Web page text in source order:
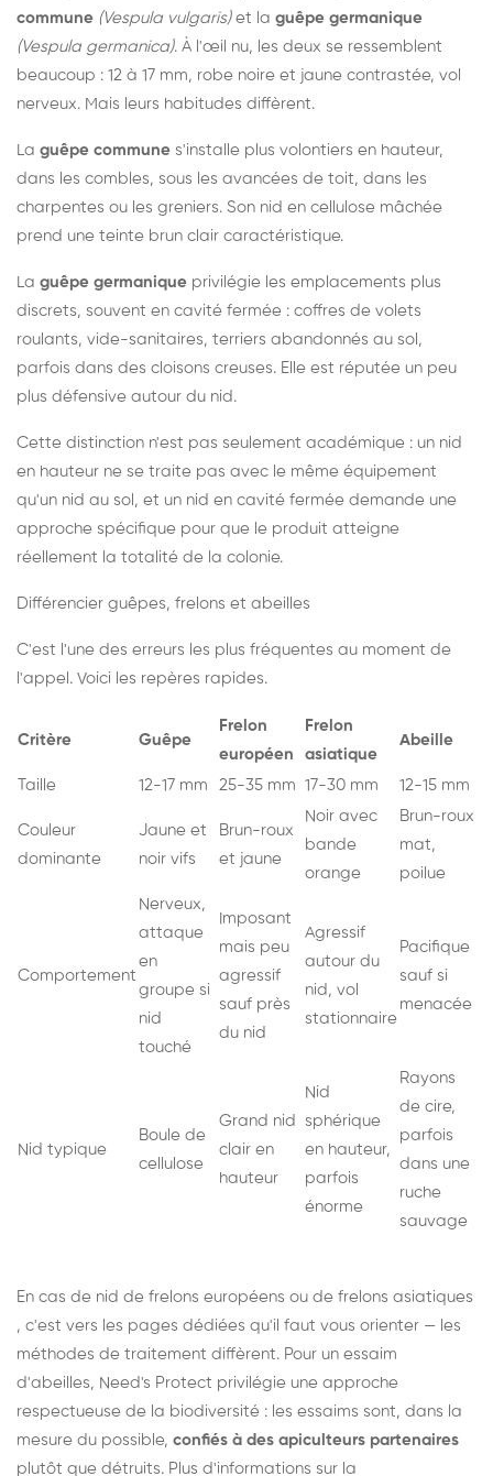
commune (Vespula vulgaris)et la guêpe germanique
(Vespula germanica). À l'œil nu, les deux se ressemblent
beaucoup : 12 à 17 mm, robe noire et jaune contrastée, vol
nerveux. Mais leurs habitudes diffèrent.
La guêpe commune s'installe plus volontiers en hauteur,
dans les combles, sous les avancées de toit, dans les
charpentes ou les greniers. Son nid en cellulose mâchée
prend une teinte brun clair caractéristique.
La guêpe germanique privilégie les emplacements plus
discrets, souvent en cavité fermée : coffres de volets
roulants, vide-sanitaires, terriers abandonnés au sol,
parfois dans des cloisons creuses. Elle est réputée un peu
plus défensive autour du nid.
Cette distinction n'est pas seulement académique : un nid
en hauteur ne se traite pas avec le même équipement
qu'un nid au sol, et un nid en cavité fermée demande une
approche spécifique pour que le produit atteigne
réellement la totalité de la colonie.
Différencier guêpes, frelons et abeilles
C'est l'une des erreurs les plus fréquentes au moment de
l'appel. Voici les repères rapides.
Critère Guêpe
Frelon
européen
Frelon
asiatique
Abeille
Taille 12-17 mm 25-35 mm 17-30 mm 12-15 mm
Couleur
dominante
Jaune et
noir vifs
Brun-roux
et jaune
Noir avec
bande
orange
Brun-roux
mat,
poilue
Comportement
Nerveux,
attaque
en
groupe si
nid
touché
Imposant
mais peu
agressif
sauf près
du nid
Agressif
autour du
nid, vol
stationnaire
Pacifique
sauf si
menacée
Nid typique
Boule de
cellulose
Grand nid
clair en
hauteur
Nid
sphérique
en hauteur,
parfois
énorme
Rayons
de cire,
parfois
dans une
ruche
sauvage
En cas de nid de frelons européens ou de frelons asiatiques
, c'est vers les pages dédiées qu'il faut vous orienter — les
méthodes de traitement diffèrent. Pour un essaim
d'abeilles, Need's Protect privilégie une approche
respectueuse de la biodiversité : les essaims sont, dans la
mesure du possible, confiés à des apiculteurs partenaires
plutôt que détruits. Plus d'informations sur la